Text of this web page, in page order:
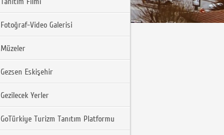
Fotoğraf-Video Galerisi
Müzeler
Gezsen Eskişehir
Gezilecek Yerler
GoTürkiye Turizm Tanıtım Platformu